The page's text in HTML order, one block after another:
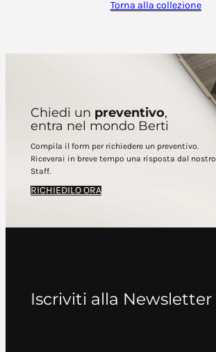
Torna alla collezione
Chiedi un preventivo,
entra nel mondo Berti
Compila il form per richiedere un preventivo.
Riceverai in breve tempo una risposta dal nostro
Staff.
RICHIEDILO ORA
Iscriviti alla Newsletter